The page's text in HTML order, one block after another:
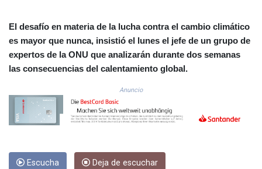
DKK 7.477932
DOP 67.289164
DZD 152.967099
ERN 17.342035
ETB 186.049588
FKP 0.857252
GBP 0.858527
GGP 0.857252
GHS 13.526832
El desafío en materia de la lucha contra el cambio climático
es mayor que nunca, insistió el lunes el jefe de un grupo de
expertos de la ONU que analizarán durante dos semanas
las consecuencias del calentamiento global.
Anuncio
Escucha Deja de escuchar